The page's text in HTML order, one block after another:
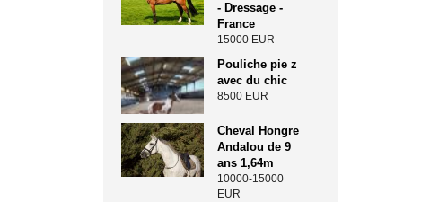
- Dressage -
France
15000 EUR
Pouliche pie z
avec du chic
8500 EUR
Cheval Hongre
Andalou de 9
ans 1,64m
10000-15000
EUR